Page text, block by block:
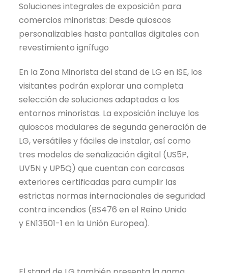
Soluciones integrales de exposición para
comercios minoristas: Desde quioscos
personalizables hasta pantallas digitales con
revestimiento ignífugo
En la Zona Minorista del stand de LG en ISE, los
visitantes podrán explorar una completa
selección de soluciones adaptadas a los
entornos minoristas. La exposición incluye los
quioscos modulares de segunda generación de
LG, versátiles y fáciles de instalar, así como
tres modelos de señalización digital (US5P,
UV5N y UP5Q) que cuentan con carcasas
exteriores certificadas para cumplir las
estrictas normas internacionales de seguridad
contra incendios (BS476 en el Reino Unido
y EN13501-1 en la Unión Europea).